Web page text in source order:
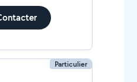
Particulier